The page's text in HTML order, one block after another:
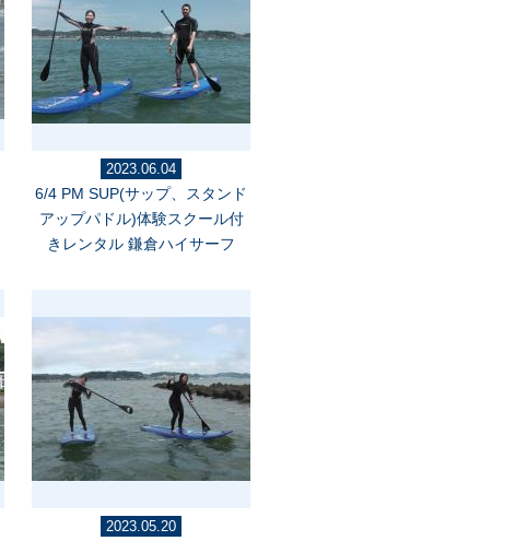
2023.06.04
6/4 PM SUP(サップ、スタンド
アップパドル)体験スクール付
きレンタル 鎌倉ハイサーフ
2023.05.20